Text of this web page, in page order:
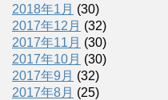
2018年1月 (30)
2017年12月 (32)
2017年11月 (30)
2017年10月 (30)
2017年9月 (32)
2017年8月 (25)